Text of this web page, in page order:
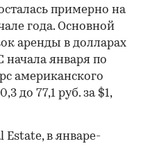
примерно на
года. Основной
аренды в долларах
начала января по
американского
до 77,1 руб. за $1,
в январе-